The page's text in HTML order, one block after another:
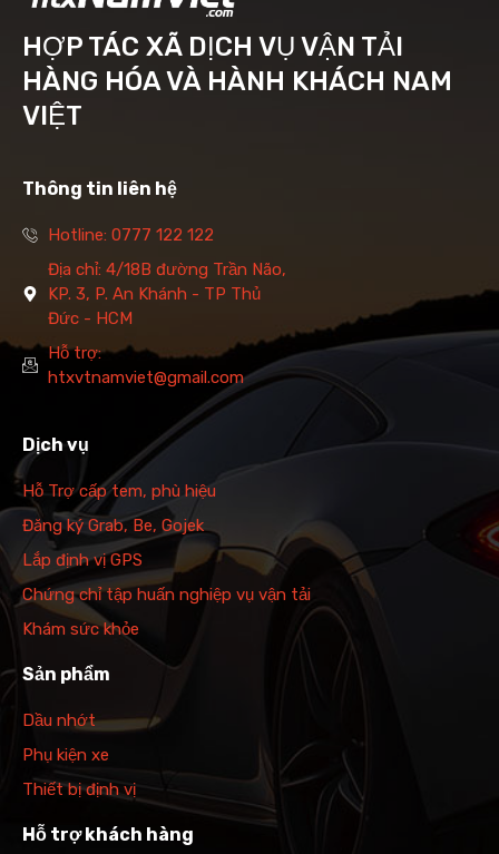
HỢP TÁC XÃ DỊCH VỤ VẬN TẢI
HÀNG HÓA VÀ HÀNH KHÁCH NAM
VIỆT
Thông tin liên hệ
Hotline: 0777 122 122
Địa chỉ: 4/18B đường Trần Não,
KP. 3, P. An Khánh - TP Thủ
Đức - HCM
Hỗ trợ:
htxvtnamviet@gmail.com
Dịch vụ
Hỗ Trợ cấp tem, phù hiệu
Đăng ký Grab, Be, Gojek
Lắp định vị GPS
Chứng chỉ tập huấn nghiệp vụ vận tải
Khám sức khỏe
Sản phẩm
Dầu nhớt
Phụ kiện xe
Thiết bị định vị
Hỗ trợ khách hàng